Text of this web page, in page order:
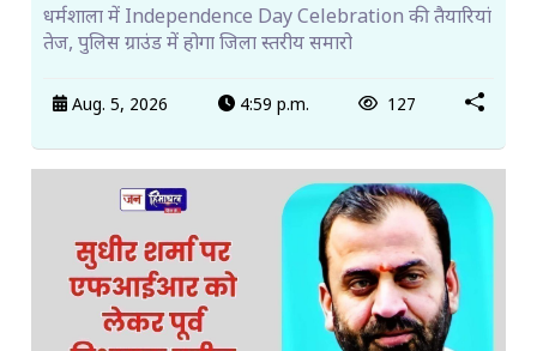
धर्मशाला में Independence Day Celebration की तैयारियां
तेज, पुलिस ग्राउंड में होगा जिला स्तरीय समारो
Aug. 5, 2026 4:59 p.m. 127